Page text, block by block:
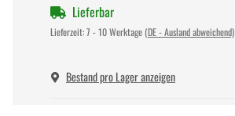
Lieferbar
Lieferzeit:7 - 10 Werktage (DE - Ausland abweichend)
Bestand pro Lager anzeigen